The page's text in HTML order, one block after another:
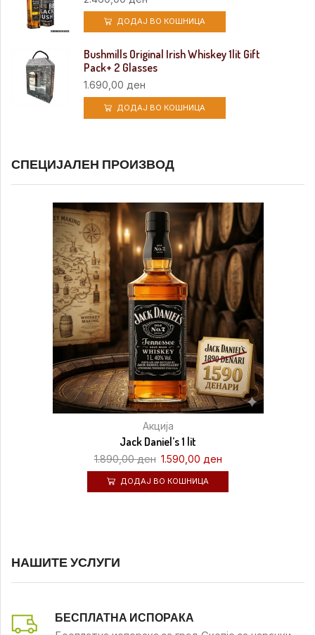
ДОДАЈ ВО КОШНИЦА
Bushmills Original Irish Whiskey 1lit Gift
Pack+ 2 Glasses
1.690,00 ден
ДОДАЈ ВО КОШНИЦА
СПЕЦИЈАЛЕН ПРОИЗВОД
Акција
Jack Daniel’s 1 lit
1.890,00ден 1.590,00 ден
ДОДАЈ ВО КОШНИЦА
НАШИТЕ УСЛУГИ
БЕСПЛАТНА ИСПОРАКА